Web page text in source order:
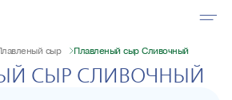
сыр Плавленый сыр Сливочный
СЫР СЛИВОЧНЫЙ